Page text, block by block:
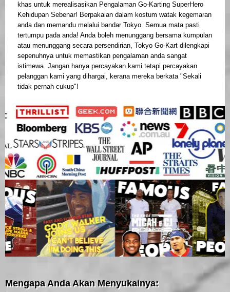
khas untuk merealisasikan Pengalaman Go-Karting SuperHero
Kehidupan Sebenar! Berpakaian dalam kostum watak kegemaran
anda dan memandu melalui bandar Tokyo. Semua mata pasti
tertumpu pada anda! Anda boleh menunggang bersama kumpulan
atau menunggang secara persendirian, Tokyo Go-Kart dilengkapi
sepenuhnya untuk memastikan pengalaman anda sangat
istimewa. Jangan hanya percayakan kami tetapi percayakan
pelanggan kami yang dihargai, kerana mereka berkata "Sekali
tidak pernah cukup"!
Mengapa Anda Akan Menyukainya: